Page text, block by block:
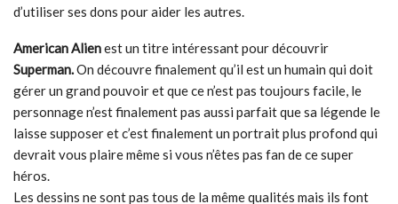
d’utiliser ses dons pour aider les autres.
American Alienest un titre intéressant pour découvrir
Superman.On découvre finalement qu’il est un humain qui doit
gérer un grand pouvoir et que ce n’est pas toujours facile, le
personnage n’est finalement pas aussi parfait que sa légende le
laisse supposer et c’est finalement un portrait plus profond qui
devrait vous plaire même si vous n’êtes pas fan de ce super
héros.
Les dessins ne sont pas tous de la même qualités mais ils font